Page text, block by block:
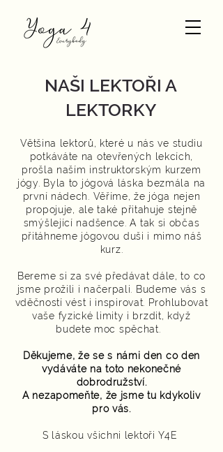
NAŠI LEKTOŘI A
LEKTORKY
Většina lektorů, které u nás ve studiu
potkáváte na otevřených lekcích,
prošla naším instruktorským kurzem
jógy. Byla to jógová láska bezmála na
první nádech. Věříme, že jóga nejen
propojuje, ale také přitahuje stejně
smýšlející nadšence. A tak si občas
přitáhneme jógovou duši i mimo náš
kurz.
Bereme si za své předávat dále, to co
jsme prožili i načerpali.
Budeme vás s
vděčností vést i inspirovat. Prohlubovat
vaše fyzické limity i brzdit, když
budete moc spěchat.
Děkujeme, že se s námi den co den
vydáváte na toto nekonečné
dobrodružství.
A nezapomeňte, že jsme tu kdykoliv
pro vás.
S láskou všichni lektoři Y4E